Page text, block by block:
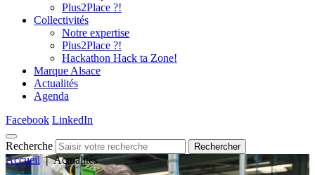
Plus2Place ?!
Collectivités
Notre expertise
Plus2Place ?!
Hackathon Hack ta Zone!
Marque Alsace
Actualités
Agenda
Facebook LinkedIn
Recherche Rechercher
Accueil | Actualités